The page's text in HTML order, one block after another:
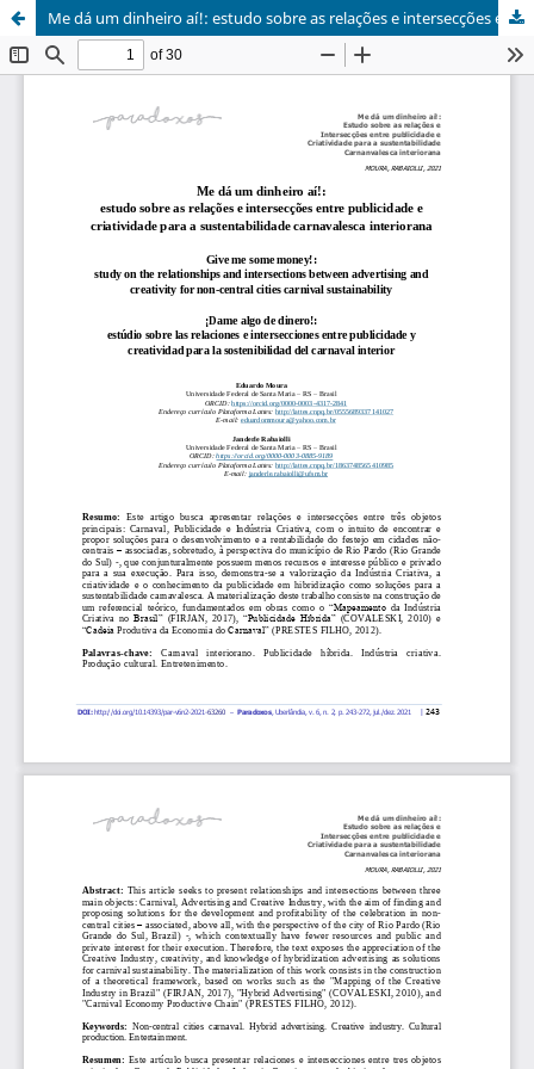
Me dá um dinheiro aí!: estudo sobre as relações e intersecções entre publicidade e criatividade para a sustentabilidade carnavalesca interiorana